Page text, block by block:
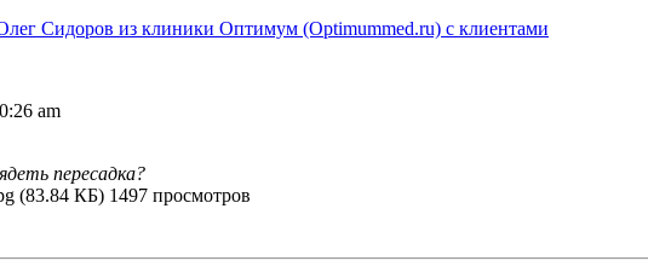
Сидоров из клиники Оптимум (Optimummed.ru) с клиентами
am
пересадка?
(83.84 КБ) 1497 просмотров